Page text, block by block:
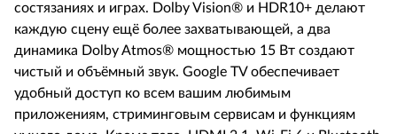
состязаниях и играх. Dolby Vision® и HDR10+ делают
каждую сцену ещё более захватывающей, а два
динамика Dolby Atmos® мощностью 15 Вт создают
чистый и объёмный звук. Google TV обеспечивает
удобный доступ ко всем вашим любимым
приложениям, стриминговым сервисам и функциям